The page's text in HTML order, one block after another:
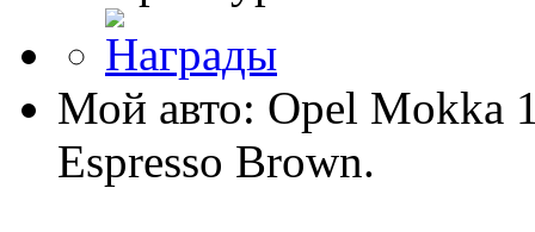
Мой авто: Opel Mokka
Espresso Brown.